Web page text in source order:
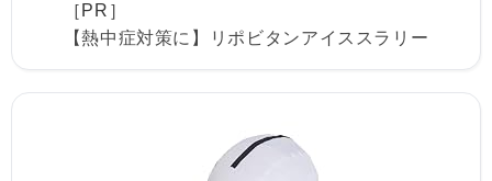
［PR］
【熱中症対策に】リポビタンアイススラリー